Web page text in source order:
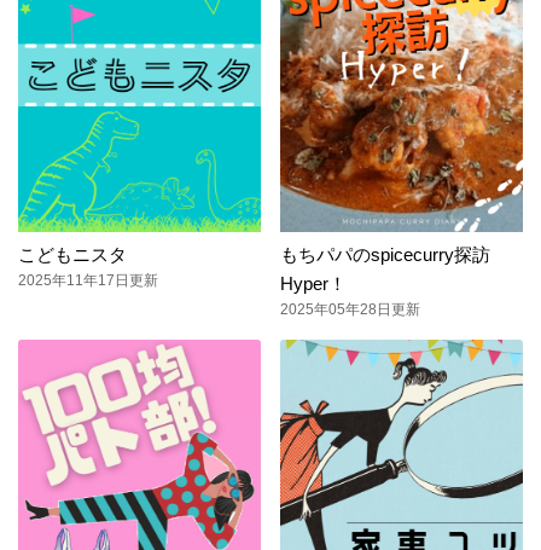
こどもニスタ
2025年11年17日更新
もちパパのspicecurry探訪
Hyper！
2025年05年28日更新